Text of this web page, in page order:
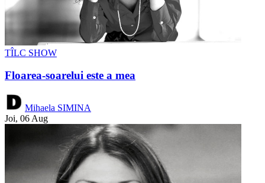
TÎLC SHOW
Floarea-soarelui este a mea
Mihaela SIMINA
Joi, 06 Aug